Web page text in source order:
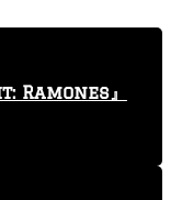
Ramones』